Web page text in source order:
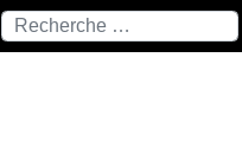
Recherche